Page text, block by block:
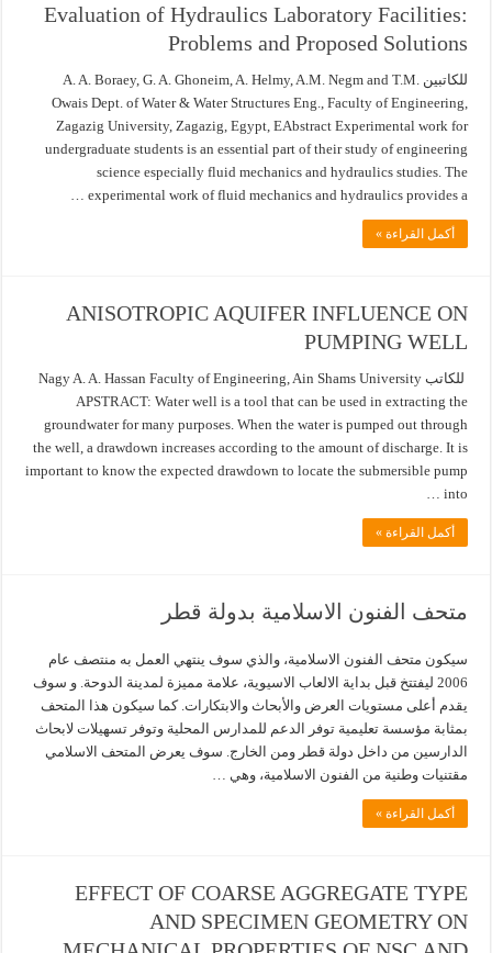
Evaluation of Hydraulics Laboratory Facilities:
Problems and Proposed Solutions
للكاتبين A. A. Boraey, G. A. Ghoneim, A. Helmy, A.M. Negm and T.M.
Owais Dept. of Water & Water Structures Eng., Faculty of Engineering,
Zagazig University, Zagazig, Egypt, EAbstract Experimental work for
undergraduate students is an essential part of their study of engineering
science especially fluid mechanics and hydraulics studies. The
experimental work of fluid mechanics and hydraulics provides a …
أكمل القراءة »
ANISOTROPIC AQUIFER INFLUENCE ON
PUMPING WELL
للكاتب Nagy A. A. Hassan Faculty of Engineering, Ain Shams University
APSTRACT: Water well is a tool that can be used in extracting the
groundwater for many purposes. When the water is pumped out through
the well, a drawdown increases according to the amount of discharge. It is
important to know the expected drawdown to locate the submersible pump
into …
أكمل القراءة »
متحف الفنون الاسلامية بدولة قطر
سيكون متحف الفنون الاسلامية، والذي سوف ينتهي العمل به منتصف عام
2006 ليفتتخ قبل بداية الالعاب الاسيوية، علامة مميزة لمدينة الدوحة. و سوف
يقدم أعلى مستويات العرض والأبحاث والابتكارات. كما سيكون هذا المتحف
بمثابة مؤسسة تعليمية توفر الدعم للمدارس المحلية وتوفر تسهيلات لابحاث
الدارسين من داخل دولة قطر ومن الخارج. سوف يعرض المتحف الاسلامي
مقتنيات وطنية من الفنون الاسلامية، وهي …
أكمل القراءة »
EFFECT OF COARSE AGGREGATE TYPE
AND SPECIMEN GEOMETRY ON